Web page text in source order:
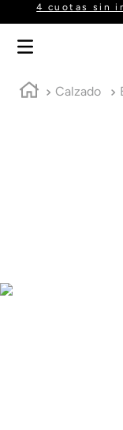
4 cuotas sin
Calzado